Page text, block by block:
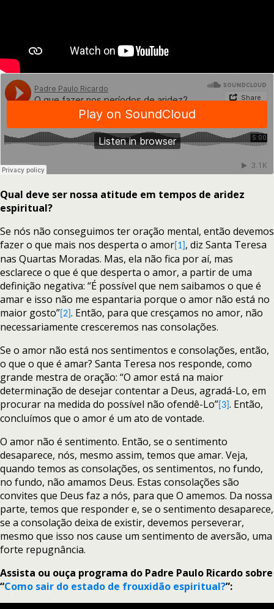
Qual deve ser nossa atitude em tempos de aridez
espiritual?
Se nós não conseguimos ter oração mental, então devemos
fazer o que mais nos desperta o amor [1] , diz Santa Teresa
nas Quartas Moradas. Mas, ela não fica por aí, mas
esclarece o que é que desperta o amor, a partir de uma
definição negativa: “É possível que nem saibamos o que é
amar e isso não me espantaria porque o amor não está no
maior gosto” [2] . Então, para que cresçamos no amor, não
necessariamente cresceremos nas consolações.
Se o amor não está nos sentimentos e consolações, então,
o que o que é amar? Santa Teresa nos responde, como
grande mestra de oração: “O amor está na maior
determinação de desejar contentar a Deus, agradá-Lo, em
procurar na medida do possível não ofendê-Lo” [3] . Então,
concluímos que o amor é um ato de vontade.
O amor não é sentimento. Então, se o sentimento
desaparece, nós, mesmo assim, temos que amar. Veja,
quando temos as consolações, os sentimentos, no fundo,
no fundo, não amamos Deus. Estas consolações são
convites que Deus faz a nós, para que O amemos. Da nossa
parte, temos que responder e, se o sentimento desaparece,
se a consolação deixa de existir, devemos perseverar,
mesmo que isso nos cause um sentimento de aversão, uma
forte repugnância.
Assista ou ouça programa do Padre Paulo Ricardo sobre
“Como sair do estado de frouxidão espiritual?”: